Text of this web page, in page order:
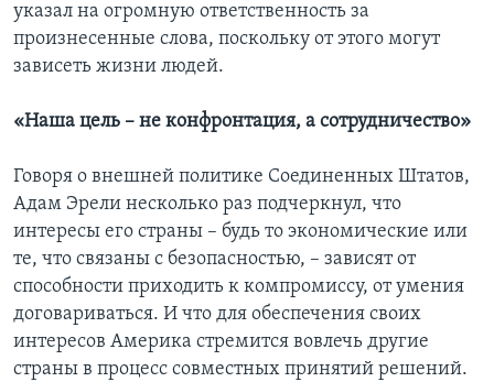
указал на огромную ответственность за
произнесенные слова, поскольку от этого могут
зависеть жизни людей.
«Наша цель – не конфронтация, а сотрудничество»
Говоря о внешней политике Соединенных Штатов,
Адам Эрели несколько раз подчеркнул, что
интересы его страны – будь то экономические или
те, что связаны с безопасностью, – зависят от
способности приходить к компромиссу, от умения
договариваться. И что для обеспечения своих
интересов Америка стремится вовлечь другие
страны в процесс совместных принятий решений.